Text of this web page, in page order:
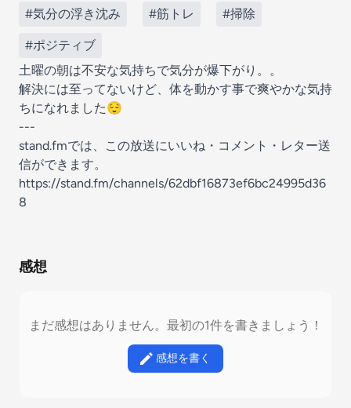
#気分の浮き沈み #筋トレ #掃除
#ポジティブ
土曜の朝は不安な気持ちで気分が爆下がり。。
解決には至ってないけど、体を動かす事で爽やかな気持
ちになれました😌
---
stand.fmでは、この放送にいいね・コメント・レター送
信ができます。
https://stand.fm/channels/62dbf16873ef6bc24995d36
8
感想
まだ感想はありません。最初の1件を書きましょう！
感想を書く